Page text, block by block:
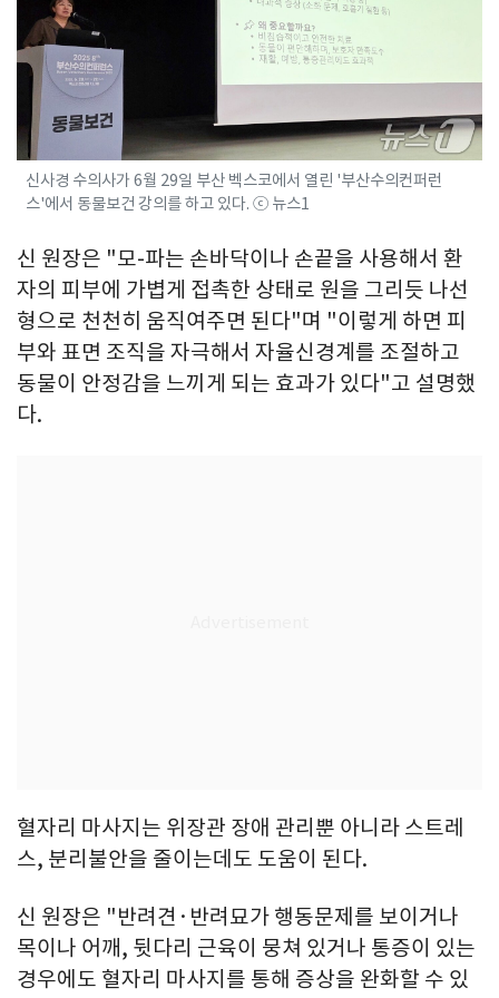
신사경 수의사가 6월 29일 부산 벡스코에서 열린 '부산수의컨퍼런
스'에서 동물보건 강의를 하고 있다. ⓒ 뉴스1
신 원장은 "모-파는 손바닥이나 손끝을 사용해서 환
자의 피부에 가볍게 접촉한 상태로 원을 그리듯 나선
형으로 천천히 움직여주면 된다"며 "이렇게 하면 피
부와 표면 조직을 자극해서 자율신경계를 조절하고
동물이 안정감을 느끼게 되는 효과가 있다"고 설명했
다.
혈자리 마사지는 위장관 장애 관리뿐 아니라 스트레
스, 분리불안을 줄이는데도 도움이 된다.
신 원장은 "반려견·반려묘가 행동문제를 보이거나
목이나 어깨, 뒷다리 근육이 뭉쳐 있거나 통증이 있는
경우에도 혈자리 마사지를 통해 증상을 완화할 수 있